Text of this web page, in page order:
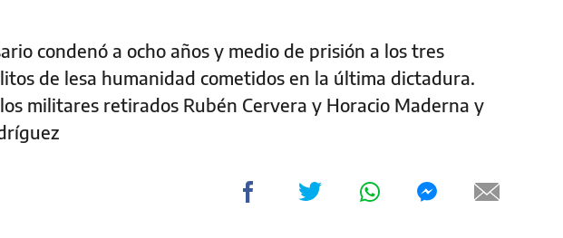
condenó a ocho años y medio de prisión a los tres
de lesa humanidad cometidos en la última dictadura.
militares retirados Rubén Cervera y Horacio Maderna y